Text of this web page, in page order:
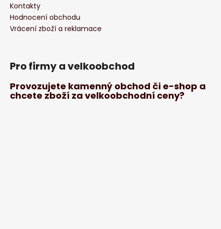
Kontakty
Hodnocení obchodu
Vrácení zboží a reklamace
Pro firmy a velkoobchod
Provozujete kamenný obchod či e-shop a
chcete zboží za velkoobchodní ceny?